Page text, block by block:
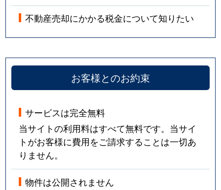
不動産売却にかかる税金について知りたい
お客様とのお約束
サービスは完全無料
当サイトの利用料はすべて無料です。当サイ
トがお客様に費用をご請求することは一切あ
りません。
物件は公開されません